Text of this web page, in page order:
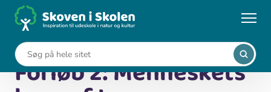
...
Undervisningsforløb
Forløb 2: Menneskets